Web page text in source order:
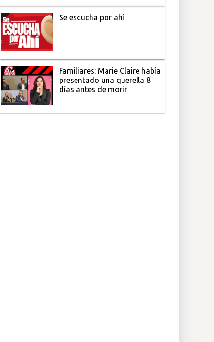
Se escucha por ahí
Familiares: Marie Claire había
presentado una querella 8
días antes de morir